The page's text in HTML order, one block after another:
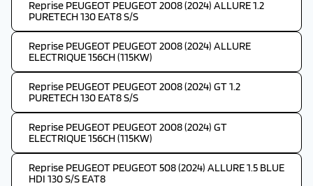
Reprise PEUGEOT PEUGEOT 2008 (2024) ALLURE 1.2
PURETECH 130 EAT8 S/S
Reprise PEUGEOT PEUGEOT 2008 (2024) ALLURE
ELECTRIQUE 156CH (115KW)
Reprise PEUGEOT PEUGEOT 2008 (2024) GT 1.2
PURETECH 130 EAT8 S/S
Reprise PEUGEOT PEUGEOT 2008 (2024) GT
ELECTRIQUE 156CH (115KW)
Reprise PEUGEOT PEUGEOT 508 (2024) ALLURE 1.5 BLUE
HDI 130 S/S EAT8